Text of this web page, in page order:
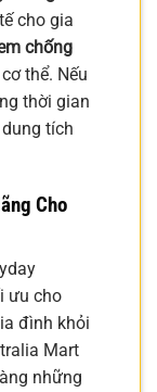
cho gia
chống
thể. Nếu
thời gian
tích
Cho
ưu cho
đình khỏi
Mart
những